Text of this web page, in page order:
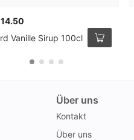
Vanille Sirup 100cl
Über uns
Kontakt
Über uns